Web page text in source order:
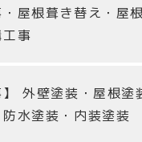
屋根葺き替え・屋
事
】外壁塗装・屋根塗
水塗装・内装塗装